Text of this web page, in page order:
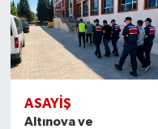
ASAYİŞ
Altınova ve